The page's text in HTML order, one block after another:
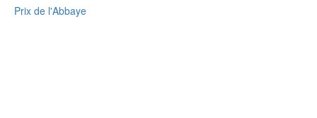
Prix de l'Abbaye